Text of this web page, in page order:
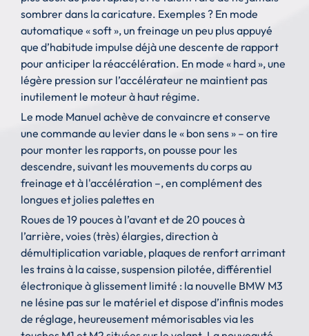
sombrer dans la caricature. Exemples ? En mode
automatique « soft », un freinage un peu plus appuyé
que d’habitude impulse déjà une descente de rapport
pour anticiper la réaccélération. En mode « hard », une
légère pression sur l’accélérateur ne maintient pas
inutilement le moteur à haut régime.
Le mode Manuel achève de convaincre et conserve
une commande au levier dans le « bon sens » – on tire
pour monter les rapports, on pousse pour les
descendre, suivant les mouvements du corps au
freinage et à l'accélération –, en complément des
longues et jolies palettes en
Roues de 19 pouces à l’avant et de 20 pouces à
l’arrière, voies (très) élargies, direction à
démultiplication variable, plaques de renfort arrimant
les trains à la caisse, suspension pilotée, différentiel
électronique à glissement limité : la nouvelle BMW M3
ne lésine pas sur le matériel et dispose d’infinis modes
de réglage, heureusement mémorisables via les